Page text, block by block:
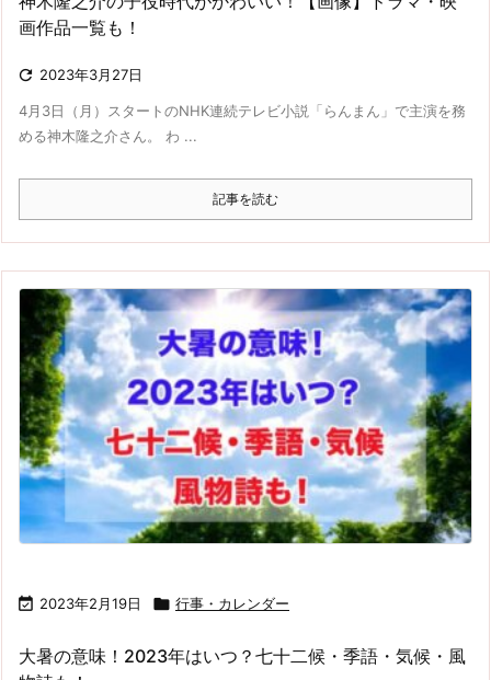
画作品一覧も！
 2023年3月27日
4月3日（月）スタートのNHK連続テレビ小説「らんまん」で主演を務
める神木隆之介さん。 わ ...
記事を読む
 2023年2月19日  行事・カレンダー
大暑の意味！2023年はいつ？七十二候・季語・気候・風